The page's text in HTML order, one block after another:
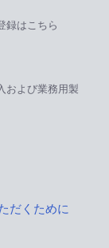
録はこちら
および業務用製
だくために